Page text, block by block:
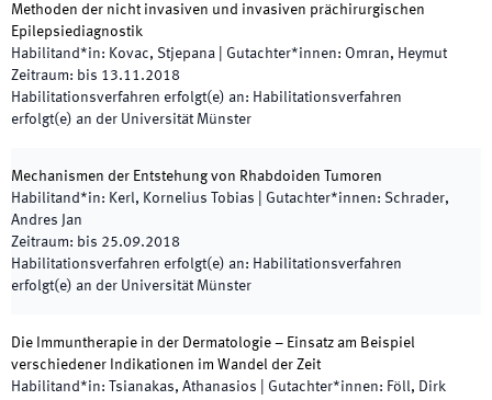
Methoden der nicht invasiven und invasiven prächirurgischen
Epilepsiediagnostik
Habilitand*in: Kovac, Stjepana Gutachter*innen: Omran, Heymut
Zeitraum: bis 13.11.2018
Habilitationsverfahren erfolgt(e) an: Habilitationsverfahren
erfolgt(e) an der Universität Münster
Mechanismen der Entstehung von Rhabdoiden Tumoren
Habilitand*in: Kerl, Kornelius Tobias Gutachter*innen: Schrader,
Andres Jan
Zeitraum: bis 25.09.2018
Habilitationsverfahren erfolgt(e) an: Habilitationsverfahren
erfolgt(e) an der Universität Münster
Die Immuntherapie in der Dermatologie – Einsatz am Beispiel
verschiedener Indikationen im Wandel der Zeit
Habilitand*in: Tsianakas, Athanasios Gutachter*innen: Föll, Dirk